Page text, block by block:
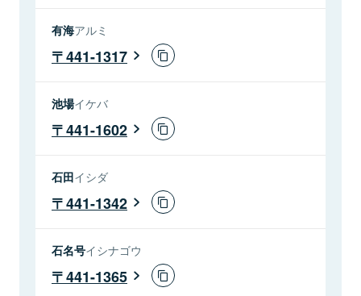
有海アルミ
441-1317
池場イケバ
441-1602
石田イシダ
441-1342
石名号イシナゴウ
441-1365